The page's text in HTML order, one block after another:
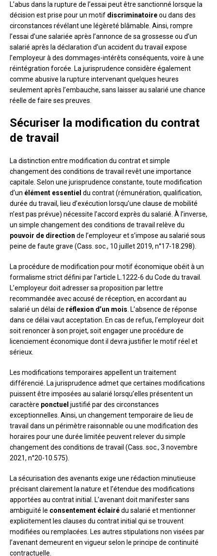
L’abus dans la rupture de l’essai peut être sanctionné lorsque la
décision est prise pour un motif discriminatoireou dans des
circonstances révélant une légèreté blâmable. Ainsi, rompre
l’essai d’une salariée après l’annonce de sa grossesse ou d’un
salarié après la déclaration d’un accident du travail expose
l’employeur à des dommages-intérêts conséquents, voire à une
réintégration forcée. La jurisprudence considère également
comme abusive la rupture intervenant quelques heures
seulement après l’embauche, sans laisser au salarié une chance
réelle de faire ses preuves.
Sécuriser la modification du contrat
de travail
La distinction entre modification du contrat et simple
changement des conditions de travail revêt une importance
capitale. Selon une jurisprudence constante, toute modification
d’un élément essentiel du contrat (rémunération, qualification,
durée du travail, lieu d’exécution lorsqu’une clause de mobilité
n’est pas prévue) nécessite l’accord exprès du salarié. À l’inverse,
un simple changement des conditions de travail relève du
pouvoir de direction de l’employeur et s’impose au salarié sous
peine de faute grave (Cass. soc., 10 juillet 2019, n°17-18.298).
La procédure de modification pour motif économique obéit à un
formalisme strict défini par l’article L.1222-6 du Code du travail.
L’employeur doit adresser sa proposition par lettre
recommandée avec accusé de réception, en accordant au
salarié un délai de réflexion d’un mois . L’absence de réponse
dans ce délai vaut acceptation. En cas de refus, l’employeur doit
soit renoncer à son projet, soit engager une procédure de
licenciement économique dont il devra justifier le motif réel et
sérieux.
Les modifications temporaires appellent un traitement
différencié. La jurisprudence admet que certaines modifications
puissent être imposées au salarié lorsqu’elles présentent un
caractère ponctuel justifié par des circonstances
exceptionnelles. Ainsi, un changement temporaire de lieu de
travail dans un périmètre raisonnable ou une modification des
horaires pour une durée limitée peuvent relever du simple
changement des conditions de travail (Cass. soc., 3 novembre
2021, n°20-10.575).
La sécurisation des avenants exige une rédaction minutieuse
précisant clairement la nature et l’étendue des modifications
apportées au contrat initial. L’avenant doit manifester sans
ambiguïté le consentement éclairédu salarié et mentionner
explicitement les clauses du contrat initial qui se trouvent
modifiées ou remplacées. Les autres stipulations non visées par
l’avenant demeurent en vigueur selon le principe de continuité
contractuelle.